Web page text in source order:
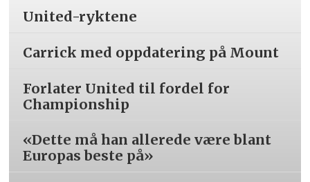
United-ryktene
Carrick med oppdatering på Mount
Forlater United til fordel for
Championship
«Dette må han allerede være blant
Europas beste på»